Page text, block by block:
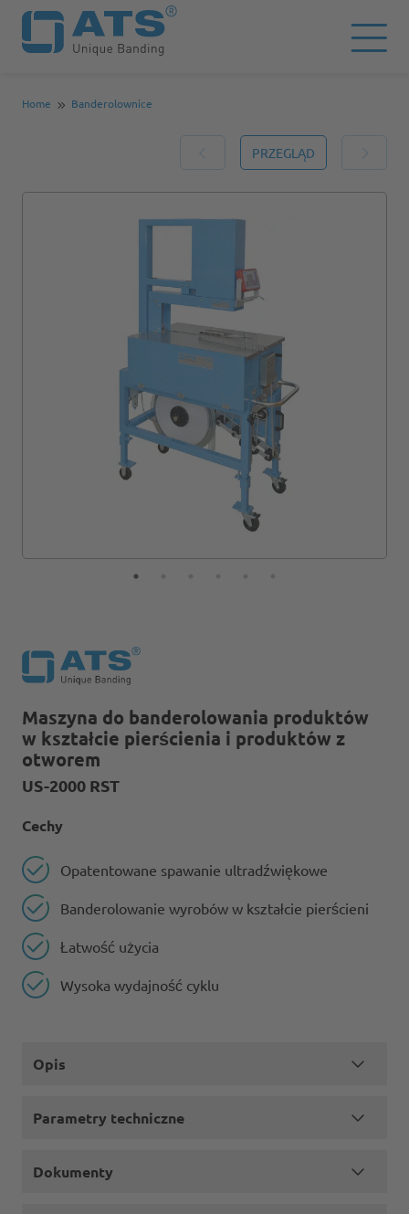
Home Banderolownice
PRZEGLĄD
Maszyna do banderolowania produktów
w kształcie pierścienia i produktów z
otworem
US-2000 RST
Cechy
Opatentowane spawanie ultradźwiękowe
Banderolowanie wyrobów w kształcie pierścieni
Łatwość użycia
Wysoka wydajność cyklu
Opis
Parametry techniczne
Dokumenty